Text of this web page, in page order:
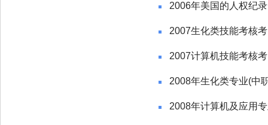
2006年美国的人权纪录
2007生化类技能考核
2007计算机技能考核
2008年生化类专业(中
2008年计算机及应用